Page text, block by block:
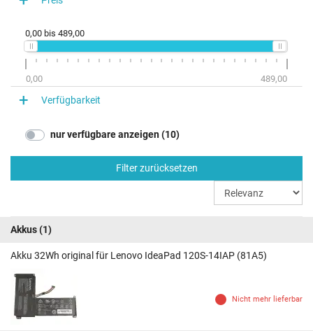
IdeaPad 120S-14IAP (81A500H9GE)
IdeaPad 120S-14IAP (81A500HFGE)
0,00 bis 489,00
0,00 489,00
Verfügbarkeit
nur verfügbare anzeigen (10)
Filter zurücksetzen
Akkus(1)
Akku 32Wh original für Lenovo IdeaPad 120S-14IAP (81A5)
Nicht mehr lieferbar